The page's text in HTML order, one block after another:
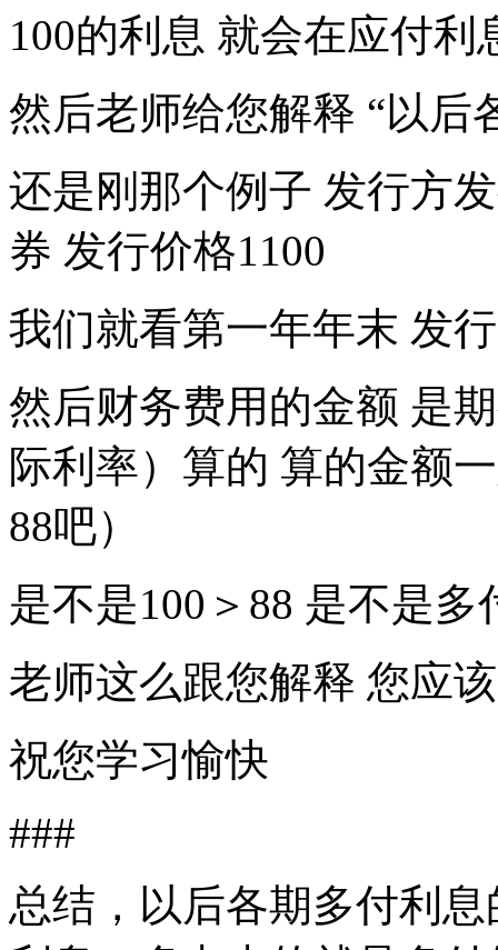
100的利息 就会在应付利
然后老师给您解释 “以后
还是刚那个例子 发行方
券 发行价格1100
我们就看第一年年末 发
然后财务费用的金额 是
际利率）算的 算的金额
88吧）
是不是100＞88 是不是多
老师这么跟您解释 您应
祝您学习愉快
###
总结，以后各期多付利